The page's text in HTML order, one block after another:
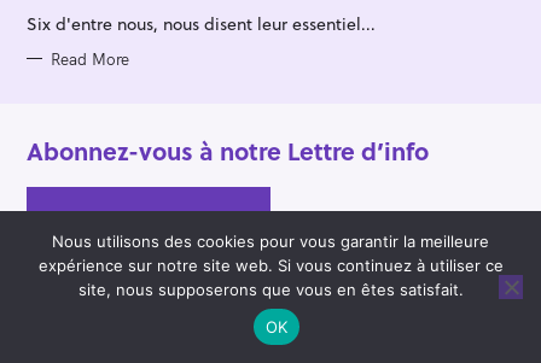
I
S
Six d'entre nous, nous disent leur essentiel...
Read More
Abonnez-vous à notre Lettre d’info
Nous utilisons des cookies pour vous garantir la meilleure
expérience sur notre site web. Si vous continuez à utiliser ce
site, nous supposerons que vous en êtes satisfait.
OK